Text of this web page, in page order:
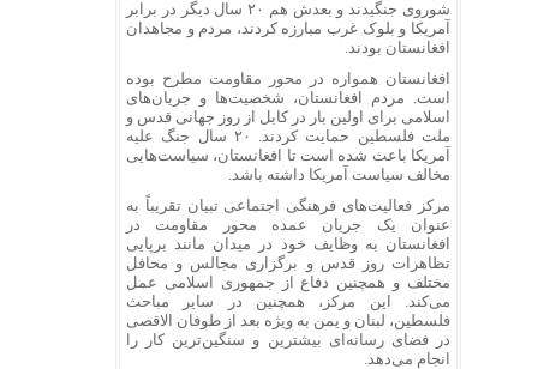
شوروی جنگیدند و بعدش هم ۲۰ سال دیگر در برابر
آمریکا و بلوک غرب مبارزه کردند، مردم و مجاهدان
افغانستان بودند.
افغانستان همواره در محور مقاومت مطرح بوده
است. مردم افغانستان، شخصیت‌ها و جریان‌های
اسلامی برای اولین بار در کابل از روز جهانی قدس و
ملت فلسطین حمایت کردند. ۲۰ سال جنگ علیه
آمریکا باعث شده است تا افغانستان، سیاست‌هایی
مخالف سیاست آمریکا داشته باشد.
مرکز فعالیت‌های فرهنگی اجتماعی تبیان تقریباً به
عنوان یک جریان عمده محور مقاومت در
افغانستان به وظایف خود در میدان مانند برپایی
تظاهرات روز قدس و برگزاری مجالس و محافل
مختلف و همچنین دفاع از جمهوری اسلامی عمل
می‌کند. این مرکز، همچنین در سایر مباحث
فلسطین، لبنان و یمن به ویژه بعد از طوفان الاقصی
در فضای رسانه‌ای بیشترین و سنگین‌ترین کار را
انجام می‌دهد.